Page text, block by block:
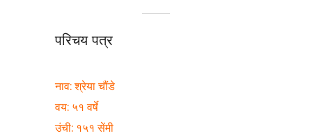
परिचय पत्र
नाव: श्रेया चौंडे
वय: ५१ वर्षे
उंची: १५१ सेंमी